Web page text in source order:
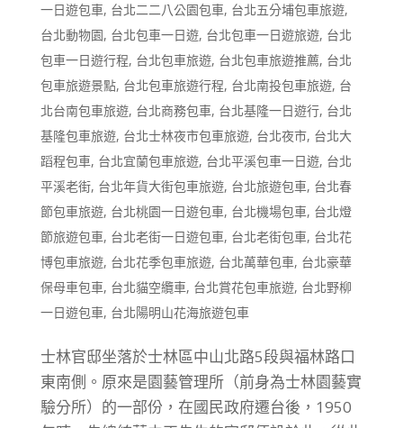
一日遊包車, 台北二二八公園包車, 台北五分埔包車旅遊,
台北動物園, 台北包車一日遊, 台北包車一日遊旅遊, 台北
包車一日遊行程, 台北包車旅遊, 台北包車旅遊推薦, 台北
包車旅遊景點, 台北包車旅遊行程, 台北南投包車旅遊, 台
北台南包車旅遊, 台北商務包車, 台北基隆一日遊行, 台北
基隆包車旅遊, 台北士林夜市包車旅遊, 台北夜市, 台北大
蹈程包車, 台北宜蘭包車旅遊, 台北平溪包車一日遊, 台北
平溪老街, 台北年貨大街包車旅遊, 台北旅遊包車, 台北春
節包車旅遊, 台北桃園一日遊包車, 台北機場包車, 台北燈
節旅遊包車, 台北老街一日遊包車, 台北老街包車, 台北花
博包車旅遊, 台北花季包車旅遊, 台北萬華包車, 台北豪華
保母車包車, 台北貓空纜車, 台北賞花包車旅遊, 台北野柳
一日遊包車, 台北陽明山花海旅遊包車
士林官邸坐落於士林區中山北路5段與福林路口
東南側。原來是園藝管理所（前身為士林園藝實
驗分所）的一部份，在國民政府遷台後，1950